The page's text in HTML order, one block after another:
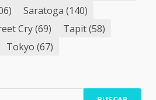
Saratoga (140)
Cry(69) Tapit(58)
Tokyo (67)